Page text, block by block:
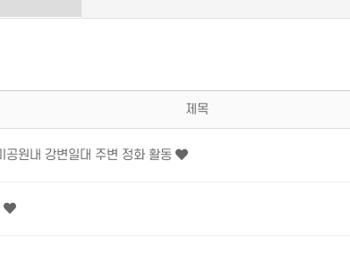
제목
원내 강변일대 주변 정화 활동